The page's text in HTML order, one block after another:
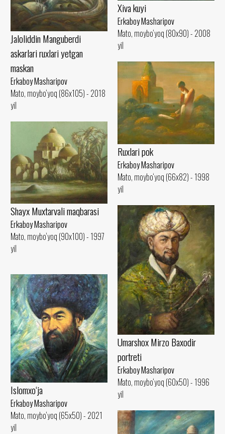
Xiva kuyi
Erkaboy Masharipov
Mato, moybo‘yoq (80x90) - 2008
yil
Jaloliddin Manguberdi
askarlari ruxlari yetgan
maskan
Erkaboy Masharipov
Mato, moybo‘yoq (86x105) - 2018
yil
Ruxlari pok
Erkaboy Masharipov
Mato, moybo‘yoq (66x82) - 1998
yil
Shayx Muxtarvali maqbarasi
Erkaboy Masharipov
Mato, moybo‘yoq (90x100) - 1997
yil
Umarshox Mirzo Baxodir
portreti
Erkaboy Masharipov
Mato, moybo‘yoq (60x50) - 1996
yil
Islomxo‘ja
Erkaboy Masharipov
Mato, moybo‘yoq (65x50) - 2021
yil